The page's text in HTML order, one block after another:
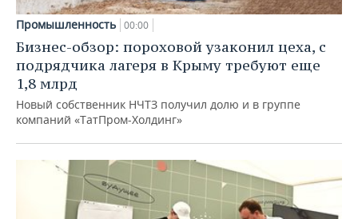
Промышленность 00:00
Бизнес-обзор: пороховой узаконил цеха, с
подрядчика лагеря в Крыму требуют еще
1,8 млрд
Новый собственник НЧТЗ получил долю и в группе
компаний «ТатПром-Холдинг»